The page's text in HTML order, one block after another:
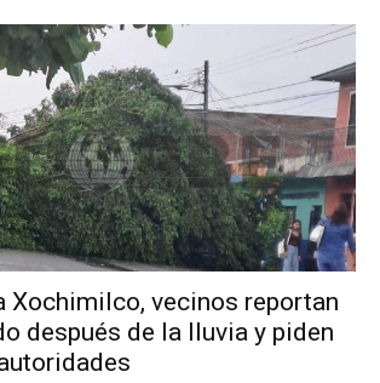
Xochimilco, vecinos reportan
después de la lluvia y piden